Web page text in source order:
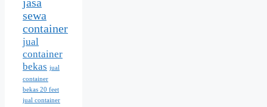
sewa
container
jual
container
bekas jual
container
bekas 20 feet
jual container